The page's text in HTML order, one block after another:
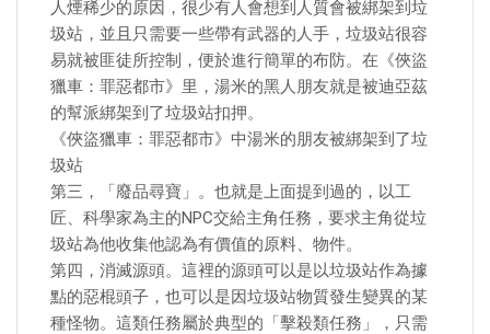
人煙稀少的原因，很少有人會想到人質會被綁架到垃
圾站，並且只需要一些帶有武器的人手，垃圾站很容
易就被匪徒所控制，便於進行簡單的布防。在《俠盜
獵車：罪惡都市》里，湯米的黑人朋友就是被迪亞茲
的幫派綁架到了垃圾站扣押。
《俠盜獵車：罪惡都市》中湯米的朋友被綁架到了垃
圾站
第三，「廢品尋寶」。也就是上面提到過的，以工
匠、科學家為主的NPC交給主角任務，要求主角從垃
圾站為他收集他認為有價值的原料、物件。
第四，消滅源頭。這裡的源頭可以是以垃圾站作為據
點的惡棍頭子，也可以是因垃圾站物質發生變異的某
種怪物。這類任務屬於典型的「擊殺類任務」，只需